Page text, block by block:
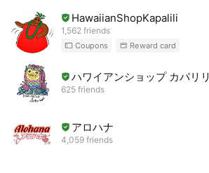
HawaiianShopKapalili
1,562 friends
Coupons Reward card
ハワイアンショップ カパリリ
625 friends
アロハナ
4,059 friends